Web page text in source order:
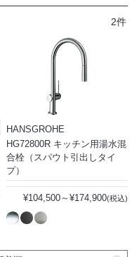
2件
HANSGROHE
HG72800R キッチン用湯水混
合栓（スパウト引出しタイ
プ）
¥104,500～¥174,900(税込)